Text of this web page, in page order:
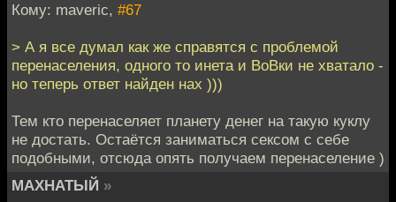
Кому: maveric, #67
> А я все думал как же справятся с проблемой
перенаселения, одного то инета и ВоВки не хватало -
но теперь ответ найден нах )))
Тем кто перенаселяет планету денег на такую куклу
не достать. Остаётся заниматься сексом с себе
подобными, отсюда опять получаем перенаселение )
МАХНАТЫЙ »